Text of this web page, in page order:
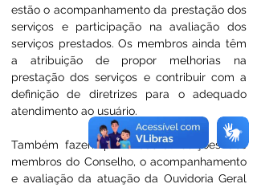
estão o acompanhamento da prestação dos
serviços e participação na avaliação dos
serviços prestados. Os membros ainda têm
a atribuição de propor melhorias na
prestação dos serviços e contribuir com a
definição de diretrizes para o adequado
atendimento ao usuário.
Também fazem parte das atribuições dos
membros do Conselho, o acompanhamento
e avaliação da atuação da Ouvidoria Geral